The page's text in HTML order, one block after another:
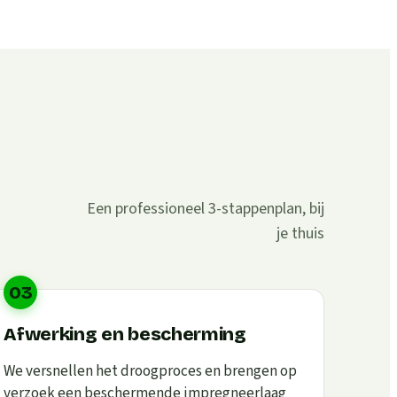
Een professioneel 3-stappenplan, bij
je thuis
03
Afwerking en bescherming
We versnellen het droogproces en brengen op